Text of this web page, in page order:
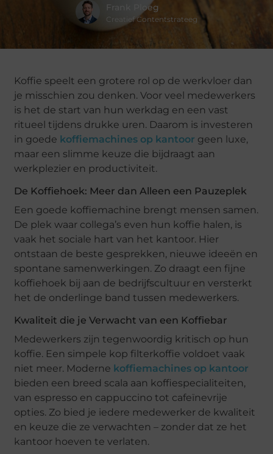
Frank Ploeg
Creatief Contentstrateeg
Koffie speelt een grotere rol op de werkvloer dan
je misschien zou denken. Voor veel medewerkers
is het de start van hun werkdag en een vast
ritueel tijdens drukke uren. Daarom is investeren
in goede koffiemachines op kantoor geen luxe,
maar een slimme keuze die bijdraagt aan
werkplezier en productiviteit.
De Koffiehoek: Meer dan Alleen een Pauzeplek
Een goede koffiemachine brengt mensen samen.
De plek waar collega’s even hun koffie halen, is
vaak het sociale hart van het kantoor. Hier
ontstaan de beste gesprekken, nieuwe ideeën en
spontane samenwerkingen. Zo draagt een fijne
koffiehoek bij aan de bedrijfscultuur en versterkt
het de onderlinge band tussen medewerkers.
Kwaliteit die je Verwacht van een Koffiebar
Medewerkers zijn tegenwoordig kritisch op hun
koffie. Een simpele kop filterkoffie voldoet vaak
niet meer. Moderne koffiemachines op kantoor
bieden een breed scala aan koffiespecialiteiten,
van espresso en cappuccino tot cafeïnevrije
opties. Zo bied je iedere medewerker de kwaliteit
en keuze die ze verwachten – zonder dat ze het
kantoor hoeven te verlaten.